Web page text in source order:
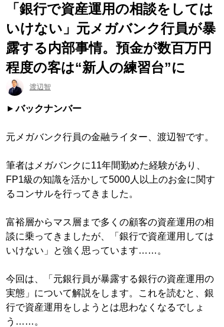
「銀行で資産運用の相談をしては
いけない」元メガバンク行員が暴
露する内部事情。預金が数百万円
程度の客は“新人の練習台”に
渡辺智
バックナンバー
元メガバンク行員の金融ライター、渡辺智です。
筆者はメガバンクに11年間勤めた経験があり、
FP1級の知識を活かして5000人以上のお金に関す
るコンサルを行ってきました。
富裕層からマス層まで多くの顧客の資産運用の相
談に乗ってきましたが、「銀行で資産運用しては
いけない」と強く思っています……。
今回は、「元銀行員が暴露する銀行の資産運用の
実態」について解説をします。これを読むと、銀
行で資産運用をしようとは思わなくなるでしょ
う……。